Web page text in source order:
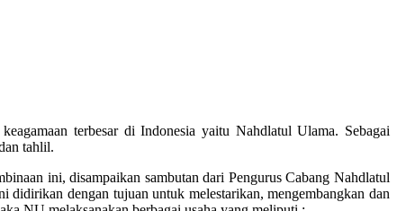
terbesar di Indonesia yaitu Nahdlatul Ulama. Sebagai
tahlil.
ini, disampaikan sambutan dari Pengurus Cabang Nahdlatul
dengan tujuan untuk melestarikan, mengembangkan dan